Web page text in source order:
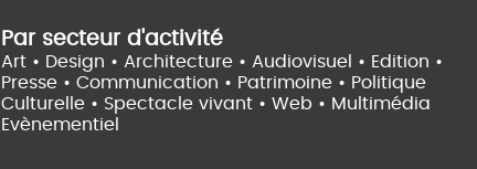
Par secteur d'activité
Art • Design • Architecture • Audiovisuel • Edition •
Presse • Communication • Patrimoine • Politique
Culturelle • Spectacle vivant • Web • Multimédia
Evènementiel